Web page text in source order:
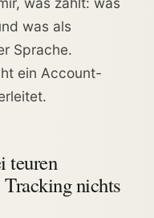
was als
Sprache.
ein Account-
teuren
Tracking nichts